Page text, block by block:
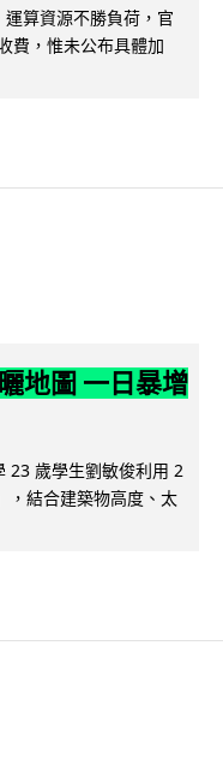
算資源不勝負荷，官
費，惟未公布具體加
地圖 一日暴增
23 歲學生劉敏俊利用 2
，結合建築物高度、太